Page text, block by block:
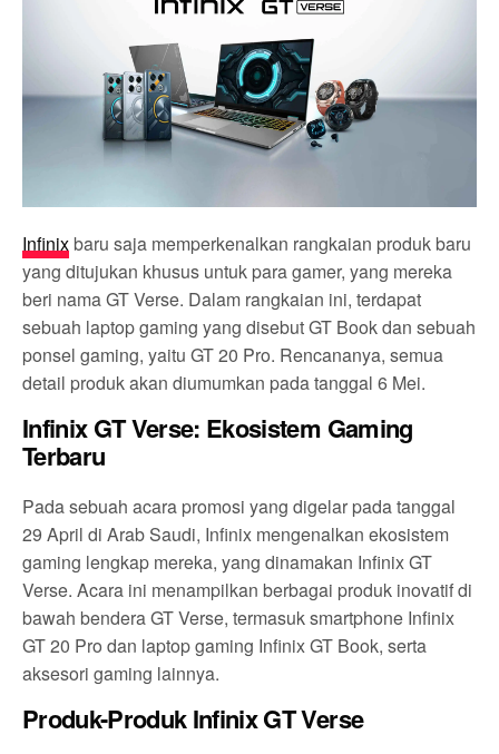
Infinixbaru saja memperkenalkan rangkaian produk baru
yang ditujukan khusus untuk para gamer, yang mereka
beri nama GT Verse. Dalam rangkaian ini, terdapat
sebuah laptop gaming yang disebut GT Book dan sebuah
ponsel gaming, yaitu GT 20 Pro. Rencananya, semua
detail produk akan diumumkan pada tanggal 6 Mei.
Infinix GT Verse: Ekosistem Gaming
Terbaru
Pada sebuah acara promosi yang digelar pada tanggal
29 April di Arab Saudi, Infinix mengenalkan ekosistem
gaming lengkap mereka, yang dinamakan Infinix GT
Verse. Acara ini menampilkan berbagai produk inovatif di
bawah bendera GT Verse, termasuk smartphone Infinix
GT 20 Pro dan laptop gaming Infinix GT Book, serta
aksesori gaming lainnya.
Produk-Produk Infinix GT Verse